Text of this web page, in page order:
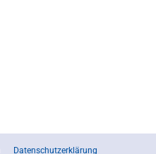
Datenschutzerklärung